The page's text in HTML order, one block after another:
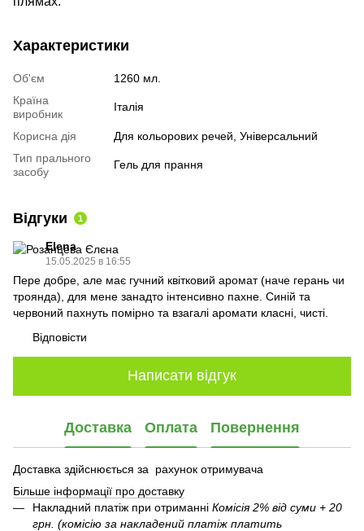
Характеристики
Об'єм
1260 мл.
Країна
виробник
Італія
Корисна дія
Для кольорових речей, Універсальний
Тип прального
засобу
Гель для прання
Відгуки 1
Elena
15.05.2025 в 16:55
Пере добре, але має гучний квітковий аромат (наче герань чи
троянда), для мене занадто інтенсивно пахне. Синій та
червоний пахнуть помірно та взагалі аромати класні, чисті.
Відповісти
Написати відгук
Доставка Оплата Повернення
Доставка здійснюється за рахунок отримувача
Більше інформації про доставку
Накладний платіж при отриманні Комісія 2% від суми + 20
грн. (комісію за накладений платіж платить